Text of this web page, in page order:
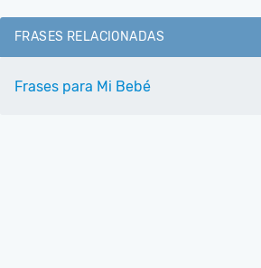
FRASES RELACIONADAS
Frases para Mi Bebé